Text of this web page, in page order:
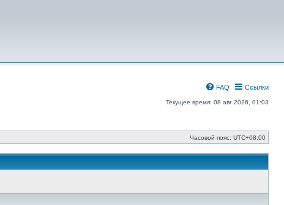
Ссылки
FAQ
Текущее время: 08 авг 2026, 01:03
Часовой пояс: UTC+08:00